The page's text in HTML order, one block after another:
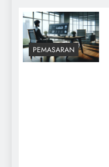
PEMASARAN